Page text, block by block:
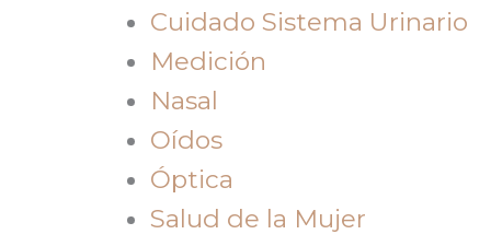
Cuidado Sistema Urinario
Medición
Nasal
Oídos
Óptica
Salud de la Mujer